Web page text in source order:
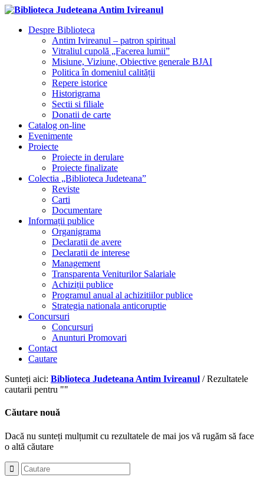
Despre Biblioteca
Antim Ivireanul – patron spiritual
Vitraliul cupolă „Facerea lumii”
Misiune, Viziune, Obiective generale BJAI
Politica în domeniul calității
Repere istorice
Historigrama
Sectii si filiale
Donatii de carte
Catalog on-line
Evenimente
Proiecte
Proiecte in derulare
Proiecte finalizate
Colectia „Biblioteca Judeteana”
Reviste
Carti
Documentare
Informații publice
Organigrama
Declaratii de avere
Declaratii de interese
Management
Transparenta Veniturilor Salariale
Achiziții publice
Programul anual al achizitiilor publice
Strategia nationala anticoruptie
Concursuri
Concursuri
Anunturi Promovari
Contact
Cautare
Sunteți aici: Biblioteca Judeteana Antim Ivireanul / Rezultatele
cautarii pentru ""
Căutare nouă
Dacă nu sunteți mulțumit cu rezultatele de mai jos vă rugăm să face
o altă căutare